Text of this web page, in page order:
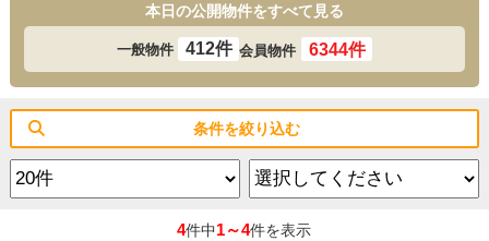
本日の公開物件をすべて見る
一般物件 412件 会員物件 6344件
条件を絞り込む
4件中1～4件を表示